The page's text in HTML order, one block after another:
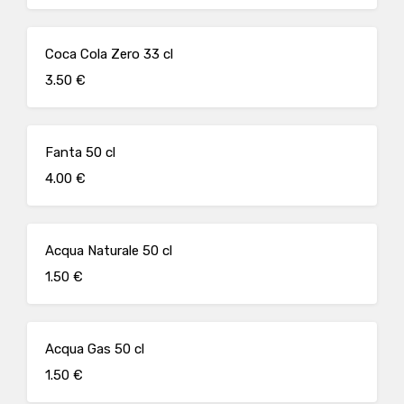
Coca Cola Zero 33 cl
3.50 €
Fanta 50 cl
4.00 €
Acqua Naturale 50 cl
1.50 €
Acqua Gas 50 cl
1.50 €